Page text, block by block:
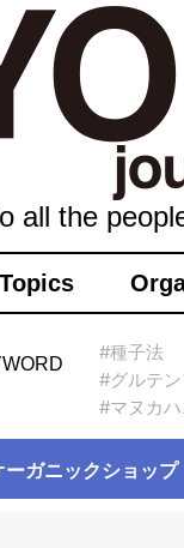
all the
#種子法
#グルテ
#マヌカ
ーガニックショッ